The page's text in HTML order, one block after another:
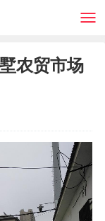
农贸市场